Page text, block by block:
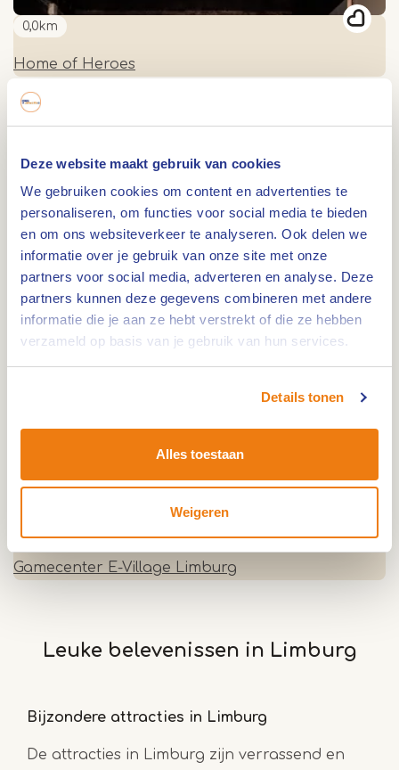
Deze website maakt gebruik van cookies
We gebruiken cookies om content en advertenties te
personaliseren, om functies voor social media te bieden
en om ons websiteverkeer te analyseren. Ook delen we
informatie over je gebruik van onze site met onze
partners voor social media, adverteren en analyse. Deze
partners kunnen deze gegevens combineren met andere
informatie die je aan ze hebt verstrekt of die ze hebben
verzameld op basis van je gebruik van hun services.
Details tonen
Alles toestaan
Weigeren
0,0km
Home of Heroes
0,0km
XBAZE - VR Experience
BillyBird Drakenrijk in Reuver
0,0km
De Bokkenrijders
0,0km
Gamecenter E-Village Limburg
Leuke belevenissen in Limburg
Bijzondere attracties in Limburg
De attracties in Limburg zijn verrassend en